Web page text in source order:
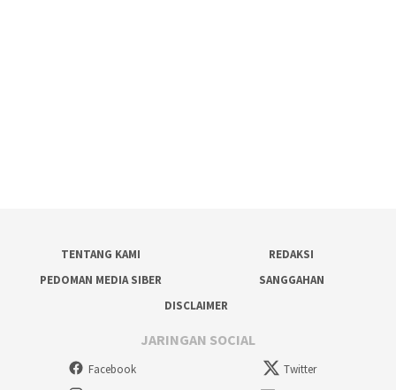
TENTANG KAMI
REDAKSI
PEDOMAN MEDIA SIBER
SANGGAHAN
DISCLAIMER
JARINGAN SOCIAL
Facebook
Twitter